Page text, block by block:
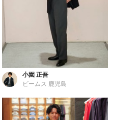
小園 正吾
ビームス 鹿児島